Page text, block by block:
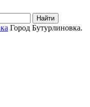
Найти
Город Бутурлиновка.